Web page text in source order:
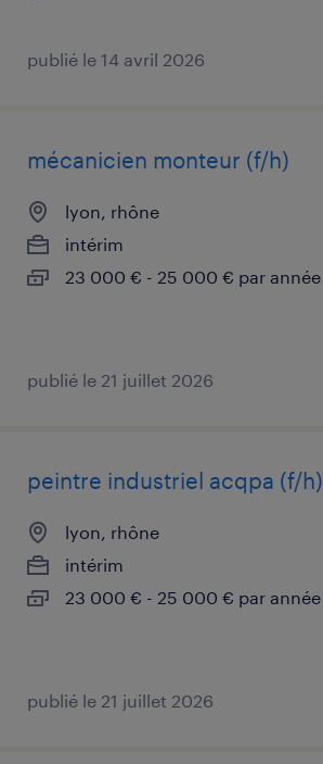
publié le 14 avril 2026
mécanicien monteur (f/h)
lyon, rhône
intérim
23 000 € - 25 000 € par année
publié le 21 juillet 2026
peintre industriel acqpa (f/h)
lyon, rhône
intérim
23 000 € - 25 000 € par année
publié le 21 juillet 2026